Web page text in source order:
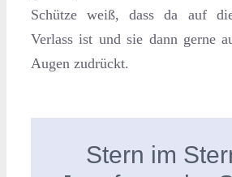
Schütze weiß, dass da auf
Verlass ist und sie dann gerne
Augen zudrückt.
Stern im